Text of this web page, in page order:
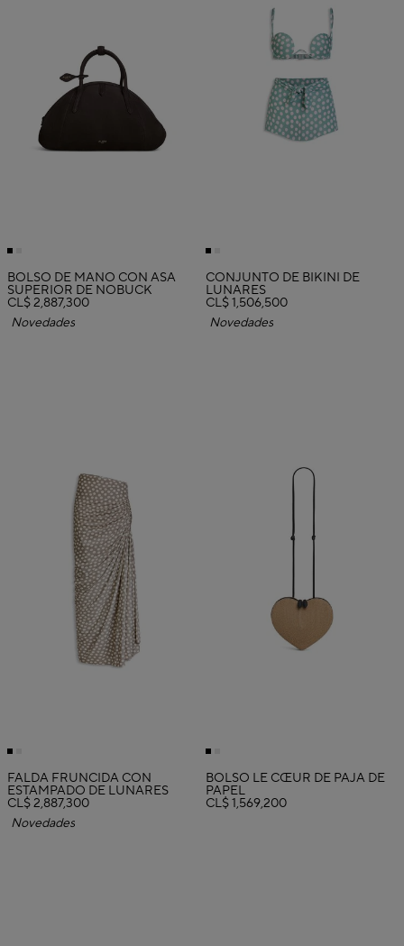
BOLSO DE MANO CON ASA
SUPERIOR DE NOBUCK
CL$ 2,887,300
Novedades
CONJUNTO DE BIKINI DE
LUNARES
CL$ 1,506,500
Novedades
FALDA FRUNCIDA CON
ESTAMPADO DE LUNARES
CL$ 2,887,300
Novedades
BOLSO LE CŒUR DE PAJA DE
PAPEL
CL$ 1,569,200